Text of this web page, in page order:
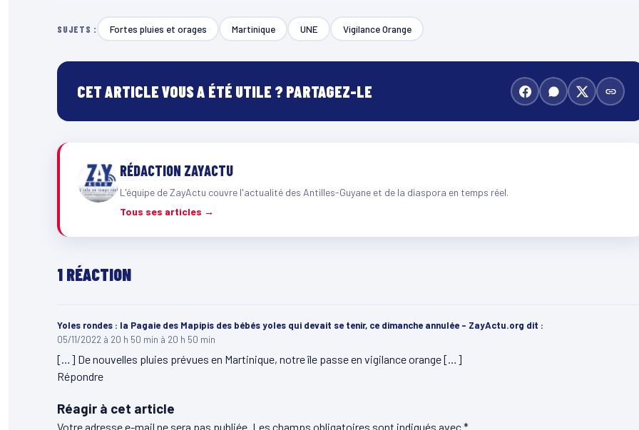
SUJETS : Fortes pluies et orages Martinique UNE Vigilance Orange
CET ARTICLE VOUS A ÉTÉ UTILE ? PARTAGEZ-LE
RÉDACTION ZAYACTU
L'équipe de ZayActu couvre l'actualité des Antilles-Guyane et de la diaspora en temps réel.
Tous ses articles →
1 RÉACTION
Yoles rondes : la Pagaie des Mapipis des bébés yoles qui devait se tenir, ce dimanche annulée - ZayActu.org dit :
05/11/2022 à 20 h 50 min à 20 h 50 min
[…] De nouvelles pluies prévues en Martinique, notre île passe en vigilance orange […]
Répondre
Réagir à cet article
Votre adresse e-mail ne sera pas publiée. Les champs obligatoires sont indiqués avec*